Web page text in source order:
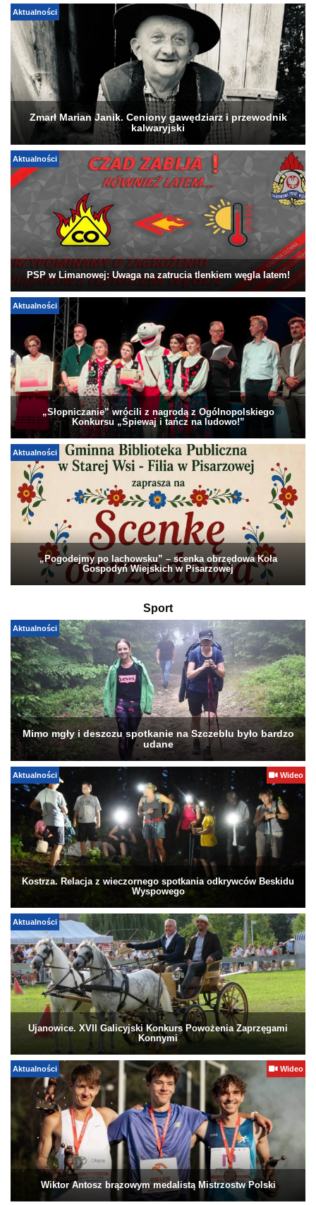
Aktualności
Zmarł Marian Janik. Ceniony gawędziarz i przewodnik
kalwaryjski
Aktualności
PSP w Limanowej: Uwaga na zatrucia tlenkiem węgla latem!
Aktualności
„Słopniczanie” wrócili z nagrodą z Ogólnopolskiego
Konkursu „Śpiewaj i tańcz na ludowo!”
Aktualności
„Pogodejmy po lachowsku” – scenka obrzędowa Koła
Gospodyń Wiejskich w Pisarzowej
Sport
Aktualności
Mimo mgły i deszczu spotkanie na Szczeblu było bardzo
udane
Aktualności Wideo
Kostrza. Relacja z wieczornego spotkania odkrywców Beskidu
Wyspowego
Aktualności
Ujanowice. XVII Galicyjski Konkurs Powożenia Zaprzęgami
Konnymi
Aktualności Wideo
Wiktor Antosz brązowym medalistą Mistrzostw Polski